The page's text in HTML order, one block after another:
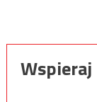
Wspieraj